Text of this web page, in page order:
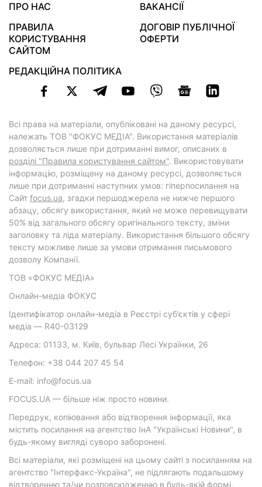
ПРО НАС
ВАКАНСІЇ
ПРАВИЛА
КОРИСТУВАННЯ
САЙТОМ
ДОГОВІР ПУБЛІЧНОЇ
ОФЕРТИ
РЕДАКЦІЙНА ПОЛІТИКА
Всі права на матеріали, опубліковані на даному ресурсі,
належать ТОВ "ФОКУС МЕДІА". Використання матеріалів
дозволяється лише при дотриманні вимог, описаних в
розділі "Правила користування сайтом". Використовувати
інформацію, розміщену на даному ресурсі, дозволяється
лише при дотриманні наступних умов: гіперпосилання на
Cайт focus.ua, згадки першоджерела не нижче першого
абзацу, обсягу використання, який не може перевищувати
50% від загального обсягу оригінального тексту, зміни
заголовку та ліда матеріалу. Використання більшого обсягу
тексту можливе лише за умови отримання письмового
дозволу Компанії.
ТОВ «ФОКУС МЕДІА»
Онлайн-медіа ФОКУС
Ідентифікатор онлайн-медіа в Реєстрі суб’єктів у сфері
медіа — R40-03129
Адреса: 01133, м. Київ, бульвар Лесі Українки, 26
Телефон: +38 044 207 45 54
E-mail: info@focus.ua
FOCUS.UA — більше ніж просто новини.
Передрук, копіювання або відтворення інформації, яка
містить посилання на агентство ІнА "Українські Новини", в
будь-якому вигляді суворо заборонені.
Всі матеріали, які розміщені на цьому сайті з посиланням на
агентство "Інтерфакс-Україна", не підлягають подальшому
відтворенню та/чи розповсюдженню в будь-якій формі,